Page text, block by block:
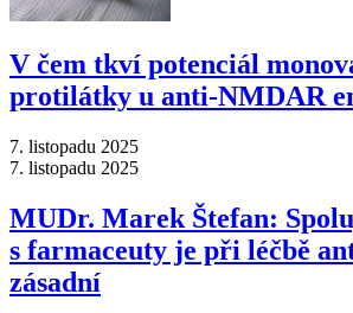
V čem tkví potenciál
protilátky u anti-NMDAR
7. listopadu 2025
7. listopadu 2025
MUDr. Marek Štefan:
s farmaceuty je při léčbě
zásadní